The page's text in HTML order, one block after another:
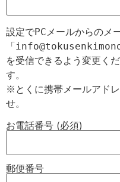
設定でPCメールからのメ
「
を受信できるよう変更く
す。
※とくに携帯メールアド
お電話番号 (必須)
郵便番号